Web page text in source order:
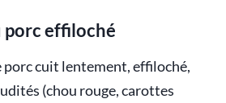
porc effiloché
cuit lentement, effiloché,
(chou rouge, carottes